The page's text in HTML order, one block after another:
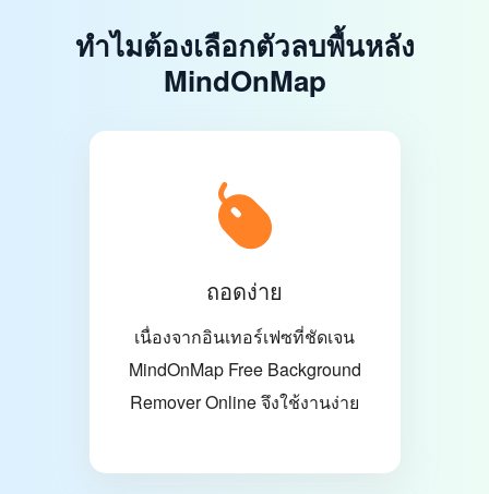
ทำไมต้องเลือกตัวลบพื้นหลัง
MindOnMap
ถอดง่าย
เนื่องจากอินเทอร์เฟซที่ชัดเจน
MindOnMap Free Background
Remover Online จึงใช้งานง่าย